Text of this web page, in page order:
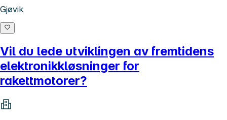
Gjøvik
Vil du lede utviklingen av fremtidens
elektronikkløsninger for
rakettmotorer?